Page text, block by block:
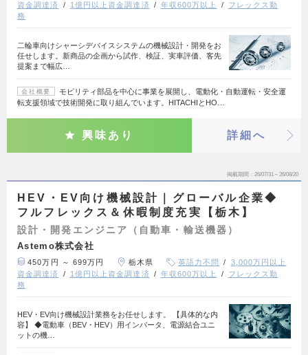
資金調達済
1億円以上資金調達済 年収600万以上
フレックス勤
務
二輪車向けシャーシデバイスシステムの機械設計・開発をお
任せします。新商品の企画から試作、検証、実車評価、客先
提案まで幅広…
会社概要
モビリティ部品を中心に事業を展開し、電動化・自動運転・安全運
転支援領域で技術開発に取り組んでいます。HITACHIとHO…
興味あり 詳細へ
掲載期間 26/07/31～26/08/20
HEV・EV向け機械設計｜グローバル企業◆
フルフレックス＆休暇制度充実【栃木】
設計・開発エンジニア（自動車・輸送機器）
Astemo株式会社
450万円 ～ 699万円 栃木県 英語力不問
3,000万円以上
資金調達済
1億円以上資金調達済 年収600万以上
フレックス勤
務
HEV・EV向け機械設計業務をお任せします。 【具体的な内
容】 ◆電動車（BEV・HEV）用インバータ、電源結合ユニ
ットの機…